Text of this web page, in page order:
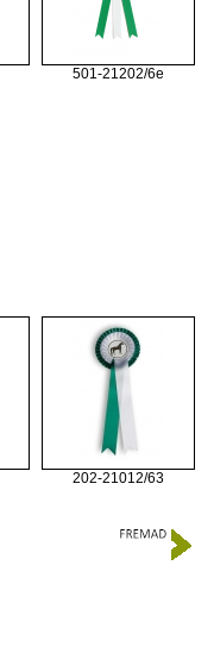
501-21202/6e
202-21012/63